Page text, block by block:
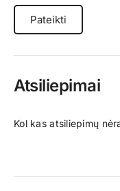
Atsiliepimai
Kol kas atsiliepimų